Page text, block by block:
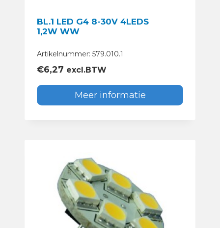
BL.1 LED G4 8-30V 4LEDS
1,2W WW
Artikelnummer: 579.010.1
€6,27 excl.BTW
Meer informatie